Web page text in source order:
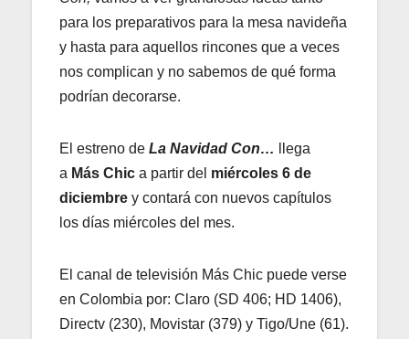
para los preparativos para la mesa navideña
y hasta para aquellos rincones que a veces
nos complican y no sabemos de qué forma
podrían decorarse.
El estreno de La Navidad Con…
llega
a Más Chic a partir del miércoles 6 de
diciembre y contará con nuevos capítulos
los días miércoles del mes.
El canal de televisión Más Chic puede verse
en Colombia por: Claro (SD 406; HD 1406),
Directv (230), Movistar (379) y Tigo/Une (61).